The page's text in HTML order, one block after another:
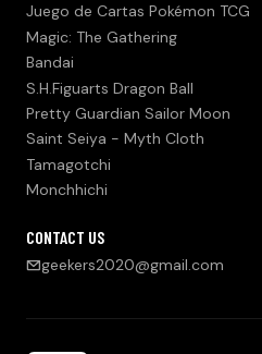
Juego de Cartas Pokémon TCG
Magic: The Gathering
Bandai
S.H.Figuarts Dragon Ball
Pretty Guardian Sailor Moon
Saint Seiya - Myth Cloth
Tamagotchi
Monchhichi
CONTACT US
geekers2020@gmail.com